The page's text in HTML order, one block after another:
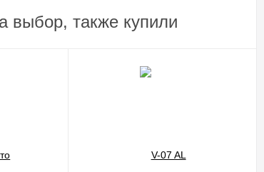
выбор, также купили